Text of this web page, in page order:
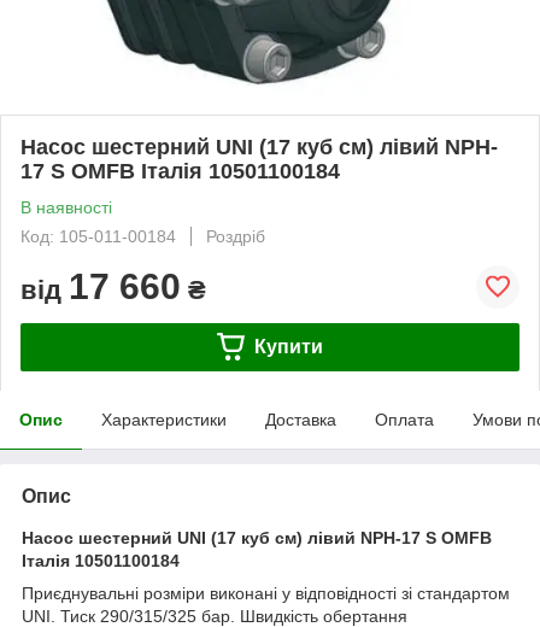
Насос шестерний UNI (17 куб см) лівий NPH-
17 S OMFB Італія 10501100184
В наявності
Код: 105-011-00184
Роздріб
від 17 660 ₴
Купити
Опис Характеристики Доставка Оплата Умови
Опис
Насос шестерний UNI (17 куб см) лівий NPH-17 S OMFB
Італія 10501100184
Приєднувальні розміри виконані у відповідності зі стандартом
UNI. Тиск 290/315/325 бар. Швидкість обертання